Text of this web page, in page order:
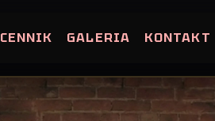
CENNIK GALERIA KONTAKT